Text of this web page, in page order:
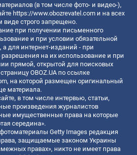
(в том числе фото- и видео-),
https://www.obozrevatel.com и на всех
строго запрещено.
при получении письменного
и при условии обязательной
а для интернет-изданий - при
на их использование и при
прямой, открытой для поисковых
OBOZ.UA по ссылке
, на которой размещен оригинальный
материала.
в том числе интервью, статьи,
произведения журналистов
имущественные права на которые
середина».
Getty Images редакция
защищаемые законом Украины
правах», никто не имеет права